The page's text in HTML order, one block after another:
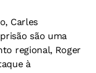
Carles
são uma
regional, Roger
à